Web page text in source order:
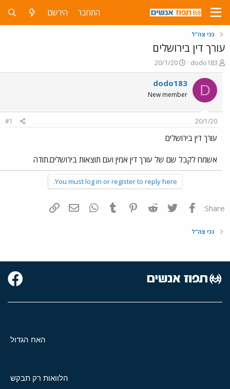
התחבר הירשם
נכי צה"ל
עורך דין בירושלים
פ
ו
ת
ח
ה
ו
ש
א
dodo183
פ
ו
ר
ס
ם
ר
20/1/20
D
dodo183
New member
20/1/20
#1
עורך דין בירושלים
אשמח לקבל שם של עורך דין אמין ועם תוצאות בירושלים.תודה
You must log in or register to reply here.
Share: פייסבוק Twitter
Reddit
Pinterest
Tumblr
WhatsAppדואר אלקטרוני
נכי צה"ל
האח הגדול
הלוואות רק תבקש